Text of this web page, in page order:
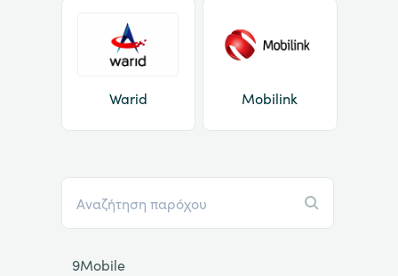
Warid Mobilink
9Mobile